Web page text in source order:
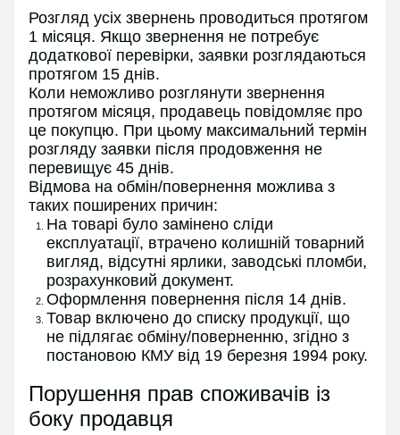
Розгляд усіх звернень проводиться протягом
1 місяця. Якщо звернення не потребує
додаткової перевірки, заявки розглядаються
протягом 15 днів.
Коли неможливо розглянути звернення
протягом місяця, продавець повідомляє про
це покупцю. При цьому максимальний термін
розгляду заявки після продовження не
перевищує 45 днів.
Відмова на обмін/повернення можлива з
таких поширених причин:
На товарі було замінено сліди
експлуатації, втрачено колишній товарний
вигляд, відсутні ярлики, заводські пломби,
розрахунковий документ.
Оформлення повернення після 14 днів.
Товар включено до списку продукції, що
не підлягає обміну/поверненню, згідно з
постановою КМУ від 19 березня 1994 року.
Порушення прав споживачів із
боку продавця